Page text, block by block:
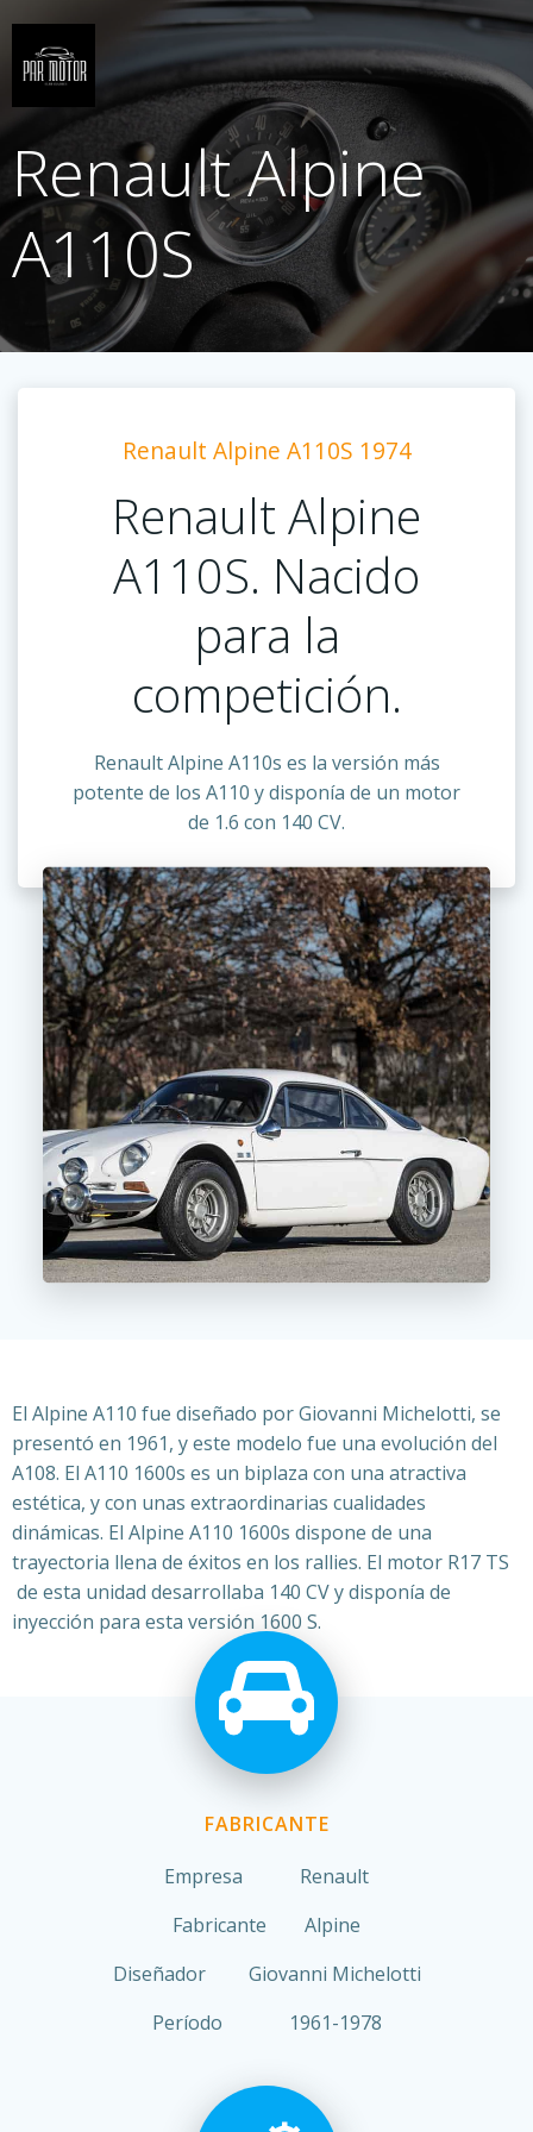
Saltar
al
contenido
Renault Alpine
A110S
Renault Alpine A110S 1974
Renault Alpine
A110S. Nacido
para la
competición.
Renault Alpine A110s es la versión más
potente de los A110 y disponía de un motor
de 1.6 con 140 CV.
El Alpine A110 fue diseñado por Giovanni Michelotti,​ se
presentó en 1961, y este modelo fue una evolución del
A108. El A110 1600s es un biplaza con una atractiva
estética, y con unas extraordinarias cualidades
dinámicas. El Alpine A110 1600s dispone de una
trayectoria llena de éxitos en los rallies. El motor R17 TS
de esta unidad desarrollaba 140 CV y disponía de
inyección para esta versión 1600 S.
FABRICANTE
Empresa Renault
Fabricante Alpine
Diseñador Giovanni Michelotti
Período 1961-1978